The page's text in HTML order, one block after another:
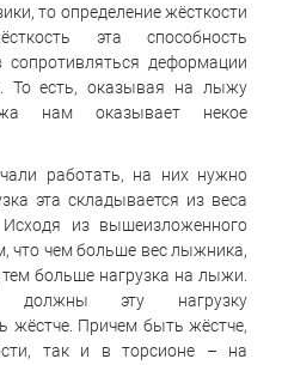
то определение жёсткости
эта способность
сопротивляться деформации
То есть, оказывая на лыжу
нам оказывает некое
работать, на них нужно
эта складывается из веса
из вышеизложенного
что чем больше вес лыжника,
больше нагрузка на лыжи.
должны эту нагрузку
жёстче. Причем быть жёстче,
так и в торсионе – на